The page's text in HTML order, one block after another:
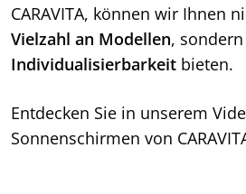
CARAVITA, können wir Ihnen
Vielzahl an Modellen,
Individualisierbarkeit bieten.
Entdecken Sie in unserem
Sonnenschirmen von